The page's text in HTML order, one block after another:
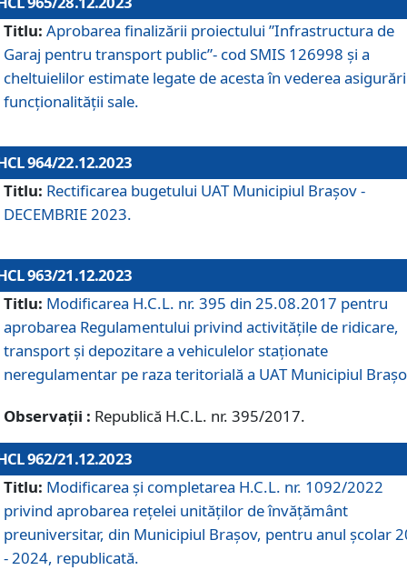
Titlu: Aprobarea finalizării proiectului ”Infrastructura de
Garaj pentru transport public”- cod SMIS 126998 și a
cheltuielilor estimate legate de acesta în vederea
funcționalității sale.
964/22.12.2023
Titlu: Rectificarea bugetului UAT Municipiul Braşov -
DECEMBRIE 2023.
963/21.12.2023
Titlu: Modificarea H.C.L. nr. 395 din 25.08.2017 pentru
aprobarea Regulamentului privind activitățile de ridicare,
transport şi depozitare a vehiculelor staționate
neregulamentar pe raza teritorială a UAT Municipiul
Observații : Republică H.C.L. nr. 395/2017.
962/21.12.2023
Titlu: Modificarea și completarea H.C.L. nr. 1092/2022
privind aprobarea rețelei unităților de învăţământ
preuniversitar, din Municipiul Braşov, pentru anul școlar
- 2024, republicată.